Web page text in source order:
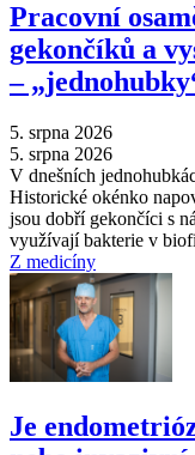
Pracovní
gekončíků a
–⁠
5. srpna 2026
5. srpna 2026
V dnešních
Historické okénko
jsou dobří gekončíci s
využívají bakterie v
Z medicíny
Je